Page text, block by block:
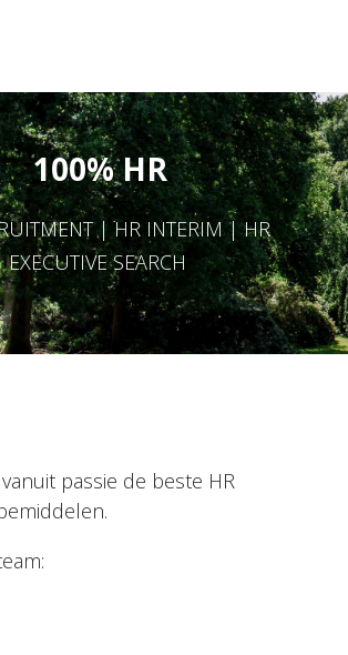
100% HR
| HR INTERIM | HR
EXECUTIVE SEARCH
passie de beste HR